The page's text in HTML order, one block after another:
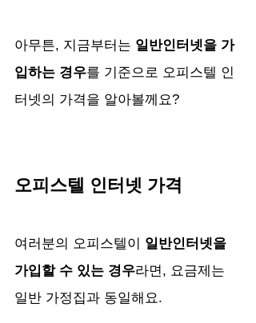
아무튼, 지금부터는 일반인터넷을 가
입하는 경우를 기준으로 오피스텔 인
터넷의 가격을 알아볼께요?
오피스텔 인터넷 가격
여러분의 오피스텔이 일반인터넷을
가입할 수 있는 경우라면, 요금제는
일반 가정집과 동일해요.